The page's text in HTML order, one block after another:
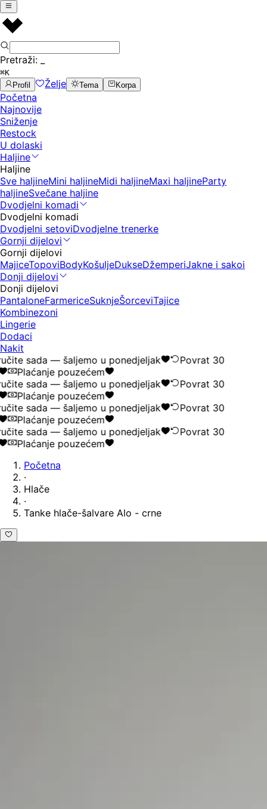
Pretraži:
⌘K
Profil
Želje Tema Korpa
Početna
Najnovije
Sniženje
Restock
U dolaski
Haljine
Haljine
Sve haljineMini haljineMidi haljineMaxi haljineParty
haljineSvečane haljine
Dvodjelni komadi
Dvodjelni komadi
Dvodjelni setoviDvodjelne trenerke
Gornji dijelovi
Gornji dijelovi
MajiceTopoviBodyKošuljeDukseDžemperiJakne i sakoi
Donji dijelovi
Donji dijelovi
PantaloneFarmericeSuknjeŠorceviTajice
Kombinezoni
Lingerie
Dodaci
Nakit
sada — šaljemo u ponedjeljak
Povrat 30
Plaćanje pouzećem
sada — šaljemo u ponedjeljak
Povrat 30
Plaćanje pouzećem
sada — šaljemo u ponedjeljak
Povrat 30
Plaćanje pouzećem
sada — šaljemo u ponedjeljak
Povrat 30
Plaćanje pouzećem
Početna
·
Hlače
·
Tanke hlače-šalvare Alo - crne